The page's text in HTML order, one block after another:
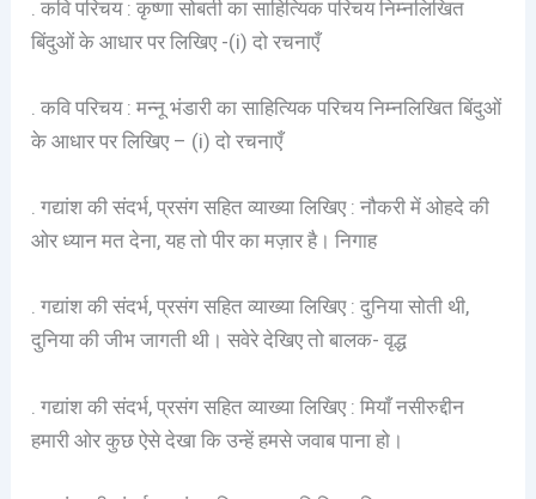
. कवि परिचय : कृष्णा सोबती का साहित्यिक परिचय निम्नलिखित
बिंदुओं के आधार पर लिखिए -(i) दो रचनाएँ
. कवि परिचय : मन्नू भंडारी का साहित्यिक परिचय निम्नलिखित बिंदुओं
के आधार पर लिखिए – (i) दो रचनाएँ
. गद्यांश की संदर्भ, प्रसंग सहित व्याख्या लिखिए : नौकरी में ओहदे की
ओर ध्यान मत देना, यह तो पीर का मज़ार है। निगाह
. गद्यांश की संदर्भ, प्रसंग सहित व्याख्या लिखिए : दुनिया सोती थी,
दुनिया की जीभ जागती थी। सवेरे देखिए तो बालक- वृद्ध
. गद्यांश की संदर्भ, प्रसंग सहित व्याख्या लिखिए : मियाँ नसीरुद्दीन
हमारी ओर कुछ ऐसे देखा कि उन्हें हमसे जवाब पाना हो।